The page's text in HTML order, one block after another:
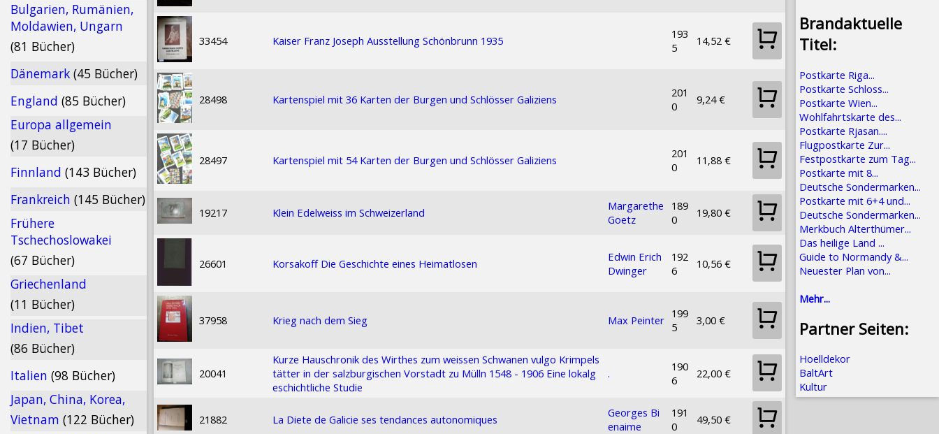
Bulgarien, Rumänien,
Moldawien, Ungarn
(81 Bücher)
Dänemark (45 Bücher)
England (85 Bücher)
Europa allgemein
(17 Bücher)
Finnland (143 Bücher)
Frankreich (145 Bücher)
Frühere
Tschechoslowakei
(67 Bücher)
Griechenland
(11 Bücher)
Indien, Tibet
(86 Bücher)
Italien (98 Bücher)
Japan, China, Korea,
Vietnam (122 Bücher)
Brandaktuelle
Titel:
Postkarte Riga...
Postkarte Schloss...
Postkarte Wien...
Wohlfahrtskarte des...
Postkarte Rjasan....
Flugpostkarte Zur...
Festpostkarte zum Tag...
Postkarte mit 8...
Deutsche Sondermarken...
Postkarte mit 6+4 und...
Deutsche Sondermarken...
Merkbuch Alterthümer...
Das heilige Land ...
Guide to Normandy &...
Neuester Plan von...
Mehr...
Partner Seiten:
Hoelldekor
BaltArt
Kultur
33454 Kaiser Franz Joseph Ausstellung Schönbrunn 1935
193
5
14,52 €
28498 Kartenspiel mit 36 Karten der Burgen und Schlösser Galiziens
201
0
9,24 €
28497 Kartenspiel mit 54 Karten der Burgen und Schlösser Galiziens
201
0
11,88 €
19217 Klein Edelweiss im Schweizerland
Margarethe
Goetz
189
0
19,80 €
26601 Korsakoff Die Geschichte eines Heimatlosen
Edwin Erich
Dwinger
192
6
10,56 €
37958 Krieg nach dem Sieg Max Peinter 199
5
3,00 €
20041
Kurze Hauschronik des Wirthes zum weissen Schwanen vulgo Krimpels
tätter in der salzburgischen Vorstadt zu Mülln 1548 - 1906 Eine lokalg
eschichtliche Studie
.
190
6
22,00 €
21882 La Diete de Galicie ses tendances autonomiques
Georges Bi
enaime
191
0
49,50 €